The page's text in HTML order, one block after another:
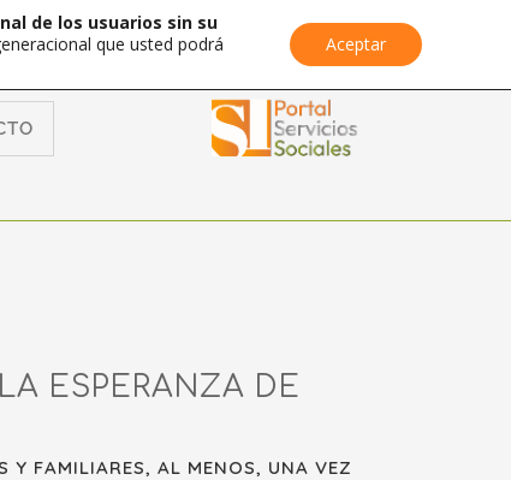
ESPERANZA DE
Y FAMILIARES, AL MENOS, UNA VEZ
de los usuarios sin su
que usted podrá
Aceptar